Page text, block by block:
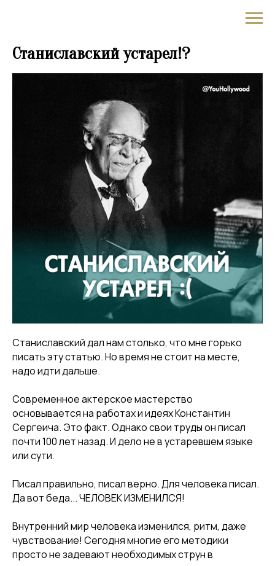
Станиславский устарел!?
Станиславский дал нам столько, что мне горько
писать эту статью. Но время не стоит на месте,
надо идти дальше.
Современное актерское мастерство
основывается на работах и идеях Константин
Сергеича. Это факт. Однако свои труды он писал
почти 100 лет назад. И дело не в устаревшем языке
или сути.
Писал правильно, писал верно. Для человека писал.
Да вот беда... ЧЕЛОВЕК ИЗМЕНИЛСЯ!
Внутренний мир человека изменился, ритм, даже
чувствование! Сегодня многие его методики
просто не задевают необходимых струн в